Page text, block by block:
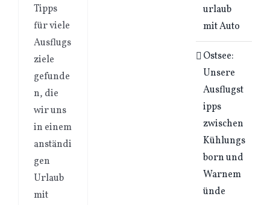
Tipps
für viele
Ausflugs
ziele
gefunde
n, die
wir uns
in einem
anständi
gen
Urlaub
mit
urlaub
mit Auto
Ostsee:
Unsere
Ausflugst
ipps
zwischen
Kühlungs
born und
Warnem
ünde